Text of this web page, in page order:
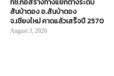
สันป่าตอง อ.สันป่าตอง
จ.เชียงใหม่ คาดแล้วเสร็จปี 2570
August 3, 2026